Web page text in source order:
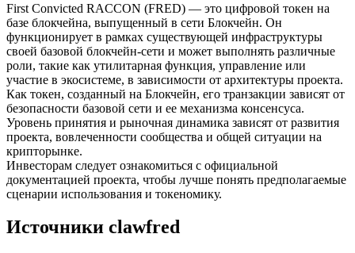
Копирование торговли
Присоединяйтесь к лучшим трейдерам
First Convicted RACCON (FRED) — это цифровой токен на
базе блокчейна, выпущенный в сети Блокчейн. Он
функционирует в рамках существующей инфраструктуры
своей базовой блокчейн-сети и может выполнять различные
роли, такие как утилитарная функция, управление или
участие в экосистеме, в зависимости от архитектуры проекта.
Как токен, созданный на Блокчейн, его транзакции зависят от
безопасности базовой сети и ее механизма консенсуса.
Уровень принятия и рыночная динамика зависят от развития
проекта, вовлеченности сообщества и общей ситуации на
крипторынке.
Инвесторам следует ознакомиться с официальной
документацией проекта, чтобы лучше понять предполагаемые
сценарии использования и токеномику.
Источники clawfred